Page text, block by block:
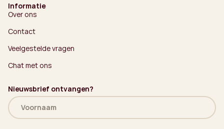
Informatie
Over ons
Contact
Veelgestelde vragen
Chat met ons
Nieuwsbrief ontvangen?
Naam
(Vereist)